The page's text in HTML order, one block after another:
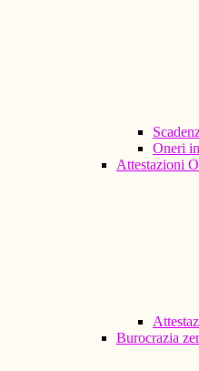
Oneri
Attestazioni
Burocrazia